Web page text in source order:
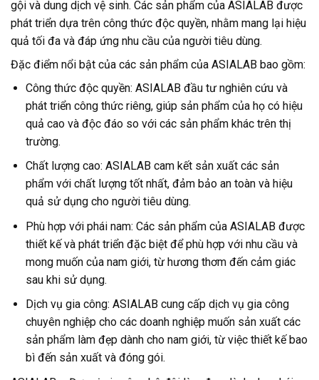
gội và dung dịch vệ sinh. Các sản phẩm của ASIALAB được
phát triển dựa trên công thức độc quyền, nhằm mang lại hiệu
quả tối đa và đáp ứng nhu cầu của người tiêu dùng.
Đặc điểm nổi bật của các sản phẩm của ASIALAB bao gồm:
Công thức độc quyền: ASIALAB đầu tư nghiên cứu và
phát triển công thức riêng, giúp sản phẩm của họ có hiệu
quả cao và độc đáo so với các sản phẩm khác trên thị
trường.
Chất lượng cao: ASIALAB cam kết sản xuất các sản
phẩm với chất lượng tốt nhất, đảm bảo an toàn và hiệu
quả sử dụng cho người tiêu dùng.
Phù hợp với phái nam: Các sản phẩm của ASIALAB được
thiết kế và phát triển đặc biệt để phù hợp với nhu cầu và
mong muốn của nam giới, từ hương thơm đến cảm giác
sau khi sử dụng.
Dịch vụ gia công: ASIALAB cung cấp dịch vụ gia công
chuyên nghiệp cho các doanh nghiệp muốn sản xuất các
sản phẩm làm đẹp dành cho nam giới, từ việc thiết kế bao
bì đến sản xuất và đóng gói.